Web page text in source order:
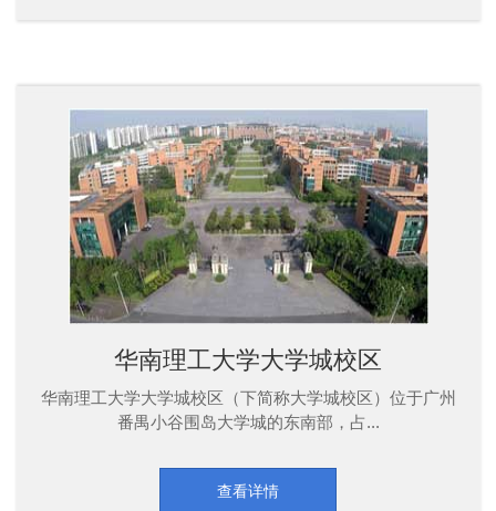
华南理工大学大学城校区
华南理工大学大学城校区（下简称大学城校区）位于广州
番禺小谷围岛大学城的东南部，占...
查看详情